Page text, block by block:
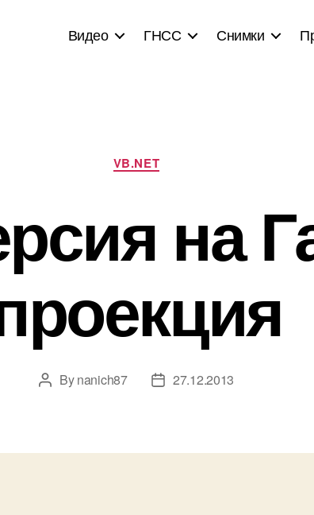
Видео ГНСС Снимки
Categories
VB.NET
на
PostBynanich87
Post27.12.2013